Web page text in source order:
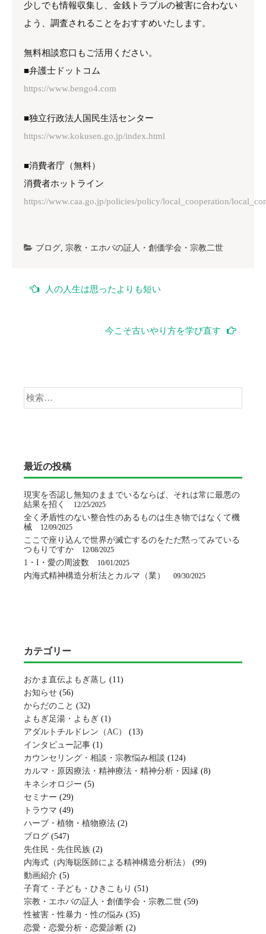
少しでも情報収集し、金銭トラブルの被害に合わない
よう、調査されることをおすすめいたします。
無料相談窓口もご活用ください。
■弁護士ドットコム
https://www.bengo4.com
■独立行政法人国民生活センター
https://www.kokusen.go.jp/index.html
■消費者庁（無料）
消費者ホットライン
https://www.caa.go.jp/policies/policy/local_cooperation/
ブログ, 宗教・エホバの証人・創価学会・宗教二世
人の人生は思ったよりも短い
今こそ古いやり方を学び直す
索:
最近の投稿
現実を否認し無知のままでいるならば、それは常に最悪の
結果を招く
12/25/2025
全く矛盾性のない整合性のあるものは生き物ではなくて機
械
12/09/2025
ここで座り込んで世界が滅亡するのをただ黙ってみている
つもりですか
12/08/2025
1・I・愛の周波数 10/01/2025
内海式精神構造分析法とカルマ（業） 09/30/2025
カテゴリー
おかま直伝よもぎ蒸し (11)
お知らせ (56)
からだのこと (32)
よもぎ足湯・よもぎ (1)
アダルトチルドレン（AC）
(13)
インタビュー記事 (1)
カウンセリング・相談・宗教悩み相談 (124)
カルマ・原因療法・精神療法・精神分析・因縁 (8)
キネシオロジー (5)
セミナー (29)
トラウマ (49)
ハーブ・植物・植物療法 (2)
ブログ (547)
先住民・先住民族 (2)
内海式（内海聡医師による精神構造分析法）
(99)
動画紹介 (5)
子育て・子ども・ひきこもり (51)
宗教・エホバの証人・創価学会・宗教二世 (59)
性被害・性暴力・性の悩み (35)
恋愛・恋愛分析・恋愛診断 (2)